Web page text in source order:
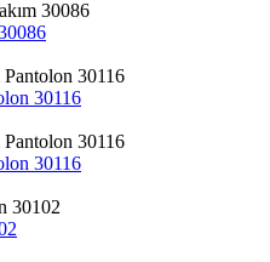
30116
30116